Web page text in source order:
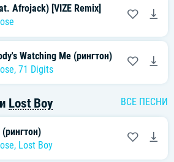
Afrojack) [VIZE Remix]
Watching Me (рингтон)
, 71 Digits
Lost Boy ВСЕ ПЕСНИ
, Lost Boy